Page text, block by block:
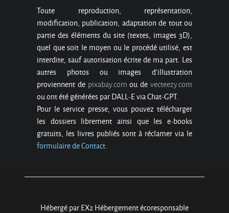
Toute reproduction, représentation,
modification, publication, adaptation de tout ou
partie des éléments du site (textes, images 3D),
quel que soit le moyen ou le procédé utilisé, est
interdite, sauf autorisation écrite de ma part. Les
autres photos ou images d’illustration
proviennent de pixabay.com ou devecteezy.com
ou ont été générées par DALL-E via Chat-GPT.
Pour le service presse, vous pouvez télécharger
les dossiers librement ainsi que les e-books
gratuits, les livres publiés sont à réclamer via le
formulaire de Contact.
Hébergé par EX2 Hébergement écoresponsable